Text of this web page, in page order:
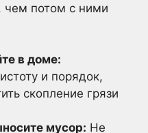
чем потом с ними
в доме:
и порядок,
скопление грязи
мусор: Не